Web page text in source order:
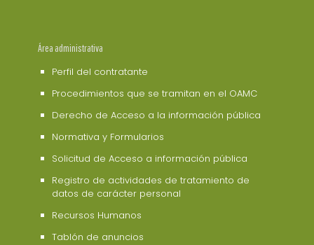
Área administrativa
Perfil del contratante
Procedimientos que se tramitan en el OAMC
Derecho de Acceso a la información pública
Normativa y Formularios
Solicitud de Acceso a información pública
Registro de actividades de tratamiento de
datos de carácter personal
Recursos Humanos
Tablón de anuncios